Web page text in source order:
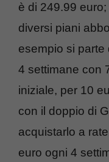
è di 249.99
diversi piani
esempio si parte
4 settimane con
iniziale, per 10
con il doppio di
acquistarlo a
euro ogni 4